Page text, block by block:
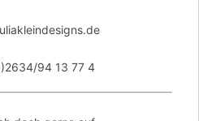
94 13 77 4